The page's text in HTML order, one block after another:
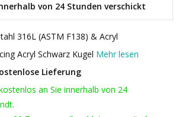
von 24 Stunden verschickt
316L (ASTM F138) & Acryl
Acryl Schwarz Kugel Mehr lesen
Lieferung
an Sie innerhalb von 24